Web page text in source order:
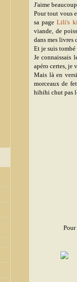
J'aime
Pour tout vous
sa pageLili's
viande, de
dans mes livres
Et je suis tombé
Je connaissais
apéro certes, je
Mais là en
morceaux de
hihihi chut pas